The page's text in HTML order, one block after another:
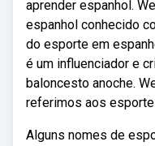
aprender espanhol.
espanhol conhecido
do esporte em
é um influenciador e
baloncesto anoche.
referimos aos
Alguns nomes de